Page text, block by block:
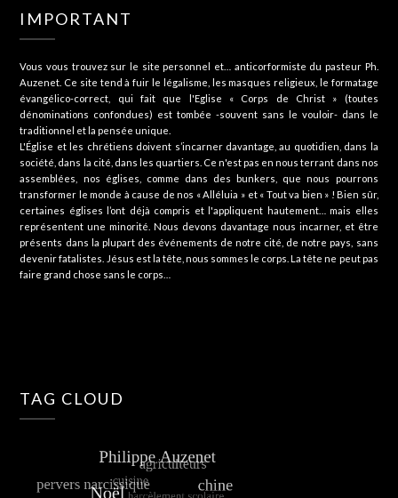
IMPORTANT
Vous vous trouvez sur le site personnel et… anticorformiste du pasteur Ph.
Auzenet. Ce site tend à fuir le légalisme, les masques religieux, le formatage
évangélico-correct, qui fait que l'Eglise « Corps de Christ » (toutes
dénominations confondues) est tombée -souvent sans le vouloir- dans le
traditionnel et la pensée unique.
L'Église et les chrétiens doivent s’incarner davantage, au quotidien, dans la
société, dans la cité, dans les quartiers. Ce n'est pas en nous terrant dans nos
assemblées, nos églises, comme dans des bunkers, que nous pourrons
transformer le monde à cause de nos « Alléluia » et « Tout va bien » ! Bien sûr,
certaines églises l’ont déjà compris et l'appliquent hautement… mais elles
représentent une minorité. Nous devons davantage nous incarner, et être
présents dans la plupart des événements de notre cité, de notre pays, sans
devenir fatalistes. Jésus est la tête, nous sommes le corps. La tête ne peut pas
faire grand chose sans le corps…
TAG CLOUD